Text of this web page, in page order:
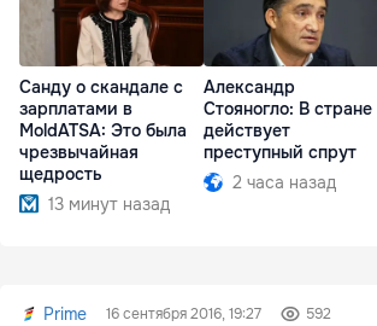
Санду о скандале с
зарплатами в
MoldATSA: Это была
чрезвычайная
щедрость
13 минут назад
Александр
Стояногло: В стране
действует
преступный спрут
2 часа назад
Prime 16 сентября 2016, 19:27 592